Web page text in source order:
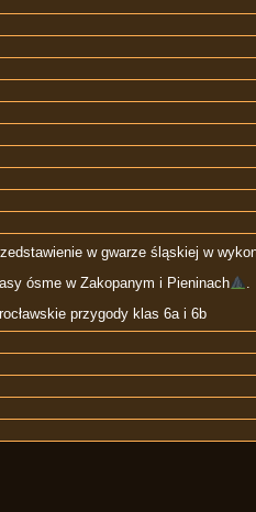
w gwarze śląskiej w
ósme w Zakopanym i Pieninach
przygody klas 6a i 6b